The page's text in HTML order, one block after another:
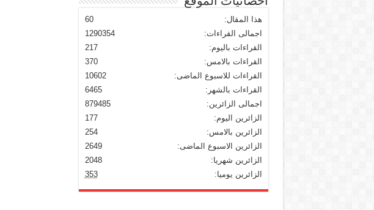
60
هذا المقال:
1290354
اجمالى القراءات:
217
القراءات باليوم:
370
القراءات بالامس:
10602
القراءات للاسبوع الماضى:
6465
القراءات بالشهر:
879485
اجمالى الزائرين:
177
الزائرين اليوم:
254
الزائرين بالامس:
2649
الزائرين الاسبوع الماضى:
2048
الزائرين شهريا:
353
الزائرين يوميا: